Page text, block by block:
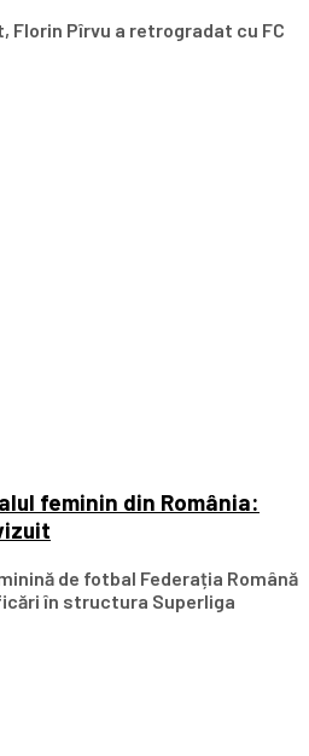
Florin Pîrvu a retrogradat cu FC
feminin din România:
de fotbal Federația Română
în structura Superliga